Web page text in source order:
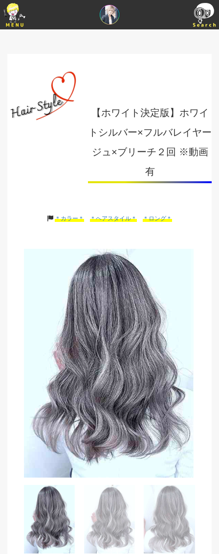
【ホワイト決定版】ホワイ
トシルバー×フルバレイヤー
ジュ×ブリーチ２回 ※動画
有
＊カラー＊ ＊ヘアスタイル＊ ＊ロング＊